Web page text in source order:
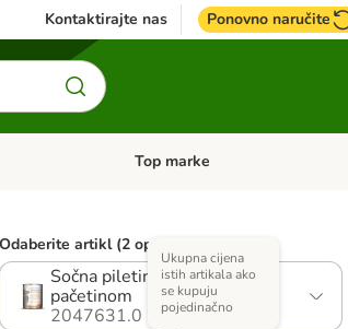
Kontaktirajte nas Ponovno naručite
Ptice Pregled kategorija: + VET hrana
Top marke
Odaberite artikl (2 opcija)
Sočna piletina s mekom
pačetinom
2047631.0
Ukupna cijena
istih artikala ako
se kupuju
pojedinačno